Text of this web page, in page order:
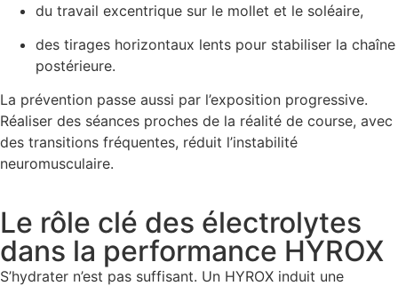
du travail excentrique sur le mollet et le soléaire,
des tirages horizontaux lents pour stabiliser la chaîne
postérieure.
La prévention passe aussi par l’exposition progressive.
Réaliser des séances proches de la réalité de course, avec
des transitions fréquentes, réduit l’instabilité
neuromusculaire.
Le rôle clé des électrolytes
dans la performance HYROX
S’hydrater n’est pas suffisant. Un HYROX induit une